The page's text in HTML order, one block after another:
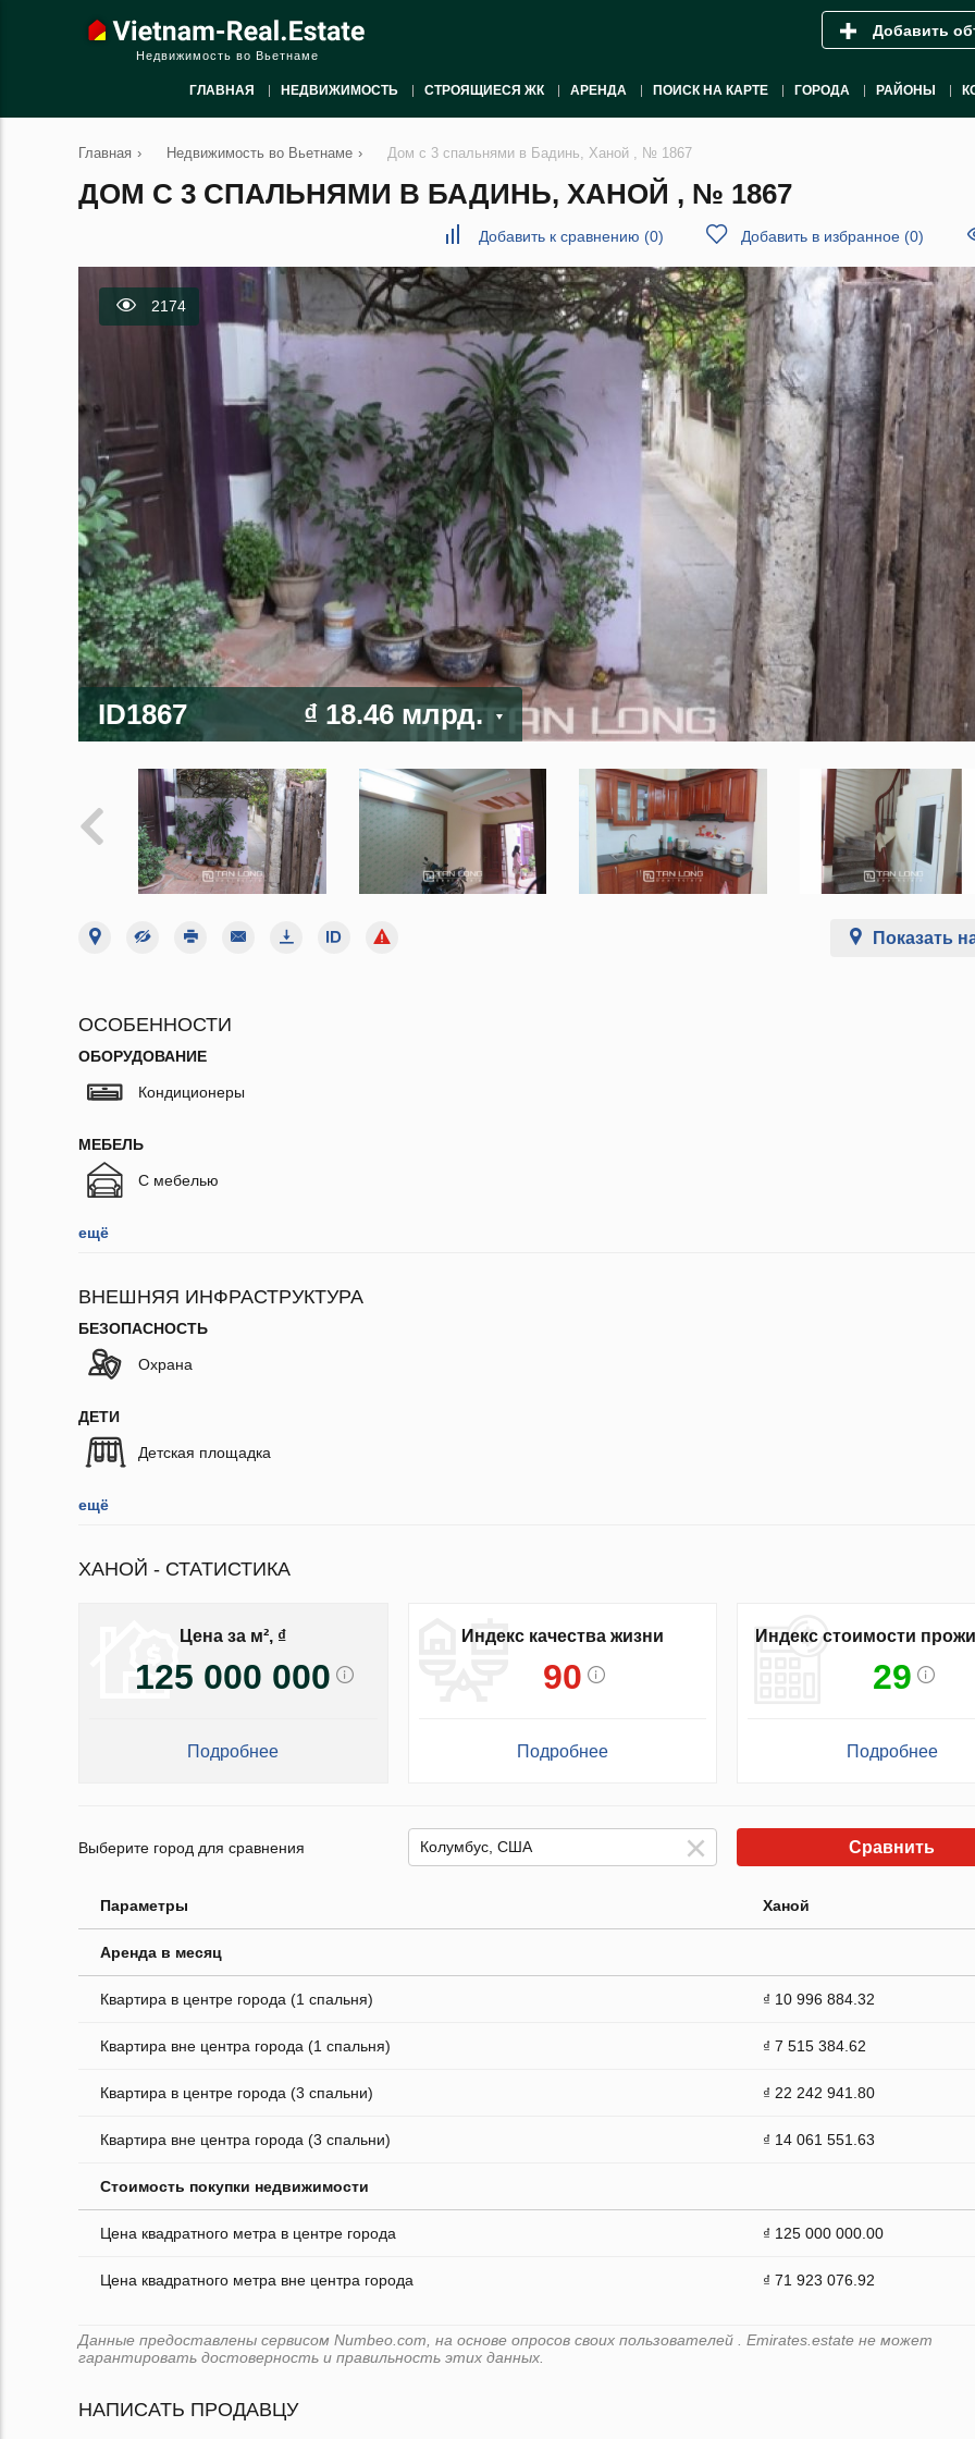
Недвижимость во Вьетнаме
Добавить
ГЛАВНАЯ НЕДВИЖИМОСТЬ СТРОЯЩИЕСЯ ЖК АРЕНДА ПОИСК НА КАРТЕ ГОРОДА РАЙОНЫ
Главная › Недвижимость во Вьетнаме › Дом с 3 спальнями в Бадинь, Ханой , № 1867
ДОМ С 3 СПАЛЬНЯМИ В БАДИНЬ, ХАНОЙ , № 1867
Добавить к сравнению (0) Добавить в избранное (0)
2174
ID1867 ₫ 18.46 млрд.
Показать
ОСОБЕННОСТИ
ОБОРУДОВАНИЕ
Кондиционеры
МЕБЕЛЬ
С мебелью
ещё
ВНЕШНЯЯ ИНФРАСТРУКТУРА
БЕЗОПАСНОСТЬ
Охрана
ДЕТИ
Детская площадка
ещё
ХАНОЙ - СТАТИСТИКА
Цена за м², ₫
125 000 000
Подробнее
Индекс качества жизни
90
Подробнее
Индекс стоимости
29
Подробнее
Выберите город для сравнения Сравнить
Параметры Ханой
Аренда в месяц
Квартира в центре города (1 спальня) ₫ 10 996 884.32
Квартира вне центра города (1 спальня) ₫ 7 515 384.62
Квартира в центре города (3 спальни) ₫ 22 242 941.80
Квартира вне центра города (3 спальни) ₫ 14 061 551.63
Стоимость покупки недвижимости
Цена квадратного метра в центре города ₫ 125 000 000.00
Цена квадратного метра вне центра города ₫ 71 923 076.92
Данные предоставлены сервисом Numbeo.com, на основе опросов своих пользователей . Emirates.estate не может
гарантировать достоверность и правильность этих данных.
НАПИСАТЬ ПРОДАВЦУ